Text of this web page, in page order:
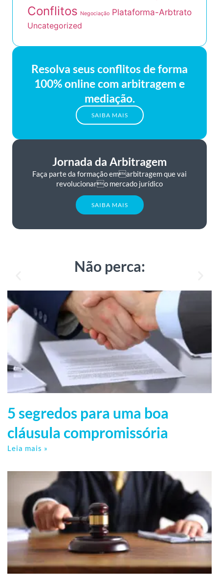
Conflitos Negociação Plataforma-Arbtrato
Uncategorized
Resolva seus conflitos de forma
100% online com arbitragem e
mediação.
SAIBA MAIS
Jornada da Arbitragem
Faça parte da formação emarbitragem que vai
revolucionaro mercado jurídico
SAIBA MAIS
Não perca:
5 segredos para uma boa
cláusula compromissória
Leia mais »